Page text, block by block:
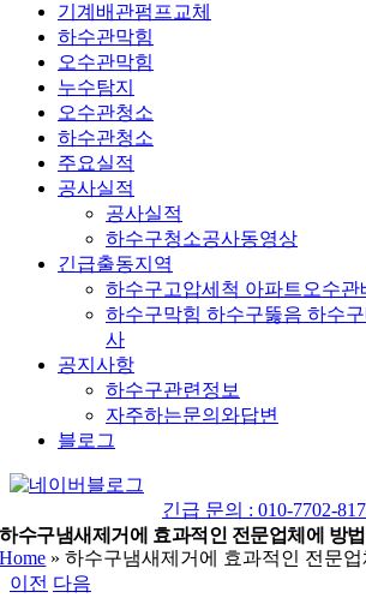
기계배관펌프교체
하수관막힘
오수관막힘
누수탐지
오수관청소
하수관청소
주요실적
공사실적
공사실적
하수구청소공사동영상
긴급출동지역
하수구고압세척 아파트오수관
하수구막힘 하수구뚫음 하수
사
공지사항
하수구관련정보
자주하는문의와답변
블로그
네
버
블
로
긴급 문의 : 010-7702-
하수구냄새제거에 효과적인 전문업체에 방
Home »하수구냄새제거에 효과적인 전문
이전 다음